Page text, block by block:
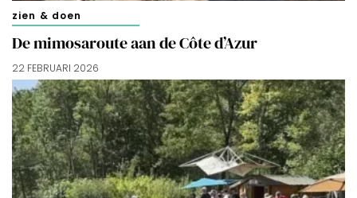
zien & doen
De mimosaroute aan de Côte d’Azur
22 FEBRUARI 2026